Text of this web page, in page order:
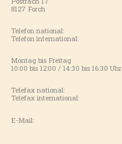
8127 Forch
Telefon national:
Telefon international:
Montag bis Freitag
10:00 bis 12:00 / 14:30 bis 16:30 Uhr
Telefax national:
Telefax international:
E-Mail: